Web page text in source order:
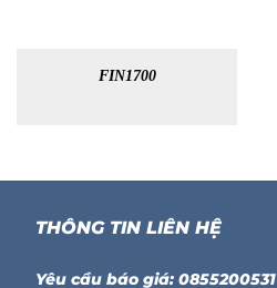
FIN1700
THÔNG TIN LIÊN HỆ
Yêu cầu báo giá: 0855200531